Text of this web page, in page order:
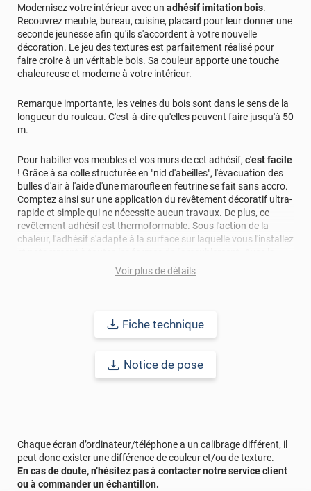
Très bon produits pour recouvrir des meubles
Modernisez votre intérieur avec un adhésif imitation bois.
Recouvrez meuble, bureau, cuisine, placard pour leur donner une
seconde jeunesse afin qu'ils s'accordent à votre nouvelle
décoration. Le jeu des textures est parfaitement réalisé pour
faire croire à un véritable bois. Sa couleur apporte une touche
chaleureuse et moderne à votre intérieur.
Remarque importante, les veines du bois sont dans le sens de la
longueur du rouleau. C'est-à-dire qu'elles peuvent faire jusqu'à 50
m.
Pour habiller vos meubles et vos murs de cet adhésif, c'est facile
! Grâce à sa colle structurée en "nid d'abeilles", l'évacuation des
bulles d'air à l'aide d'une maroufle en feutrine se fait sans accro.
Comptez ainsi sur une application du revêtement décoratif ultra-
rapide et simple qui ne nécessite aucun travaux. De plus, ce
revêtement adhésif est thermoformable. Sous l'action de la
chaleur, l'adhésif s'adapte à la surface sur laquelle vous l'installez
pose de cet adhésif décoratif, vous réalisez en moyenne 50%
d'économie par rapport à une rénovation classique.
comptez sur ce vinyl de haute qualité avec une excellente
imperfections. Classé A+ au test C.O.V et C-s2,d0 au feu, ce
revêtement peut être installé dans un lieu ouvert public.
Afin de vous rendre compte de la qualité et de son rendu
véritable, nous vous conseillons de faire une demande
d'échantillons gratuite.
Voir plus de détails
Fiche technique
Notice de pose
Chaque écran d’ordinateur/téléphone a un calibrage différent, il
peut donc exister une différence de couleur et/ou de texture.
En cas de doute, n’hésitez pas à contacter notre service client
ou à commander un échantillon.